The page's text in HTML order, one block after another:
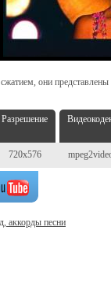
они
Разрешение
720x576
аккорды песни